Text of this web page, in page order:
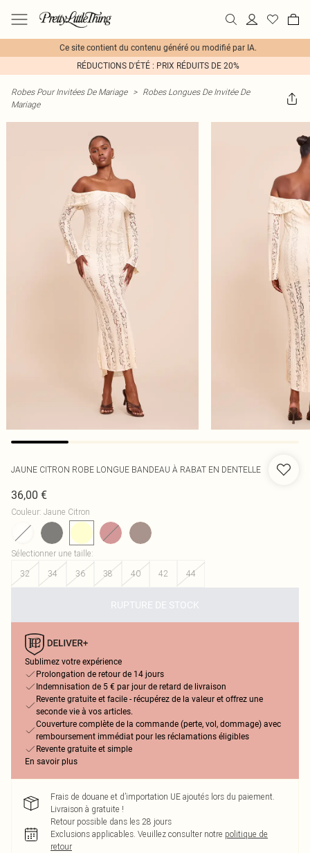
Ce site contient du contenu généré ou modifié par IA.
RÉDUCTIONS D'ÉTÉ : PRIX RÉDUITS DE 20%
Robes Pour Invitées De Mariage > Robes Longues De Invitée De
Mariage
JAUNE CITRON ROBE LONGUE BANDEAU À RABAT EN DENTELLE
36,00 €
Couleur: Jaune Citron
Sélectionner une taille:
32
34 36 38 40 42 44
RUPTURE DE STOCK
Sublimez votre expérience
Prolongation de retour de 14 jours
Indemnisation de 5 € par jour de retard de livraison
Revente gratuite et facile - récupérez de la valeur et offrez une
seconde vie à vos articles.
Couverture complète de la commande (perte, vol, dommage) avec
remboursement immédiat pour les réclamations éligibles
Revente gratuite et simple
En savoir plus
Frais de douane et d’importation UE ajoutés lors du paiement.
Livraison à gratuite !
Retour possible dans les 28 jours
Exclusions applicables. Veuillez consulter notre politique de
retour